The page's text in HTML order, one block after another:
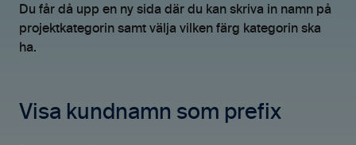
Du får då upp en ny sida där du kan skriva in namn på
projektkategorin samt välja vilken färg kategorin ska
ha.
Visa kundnamn som prefix